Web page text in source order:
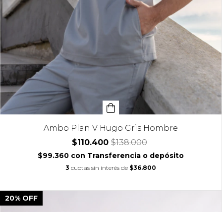
Ambo Plan V Hugo Gris Hombre
$110.400 $138.000
$99.360 con Transferencia o depósito
3 cuotas sin interés de $36.800
20% OFF